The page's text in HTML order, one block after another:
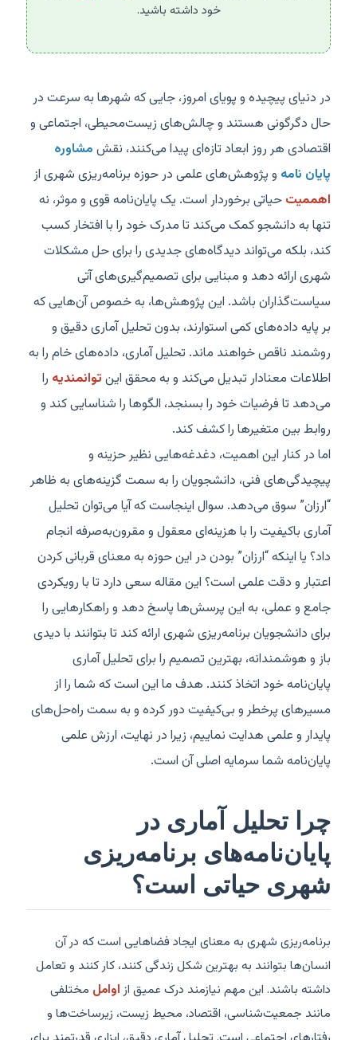
خود داشته باشید.
در دنیای پیچیده و پویای امروز، جایی که شهرها به سرعت در
حال دگرگونی هستند و چالش‌های زیست‌محیطی، اجتماعی و
اقتصادی هر روز ابعاد تازه‌ای پیدا می‌کنند، نقشمشاوره
پایان نامه و پژوهش‌های علمی در حوزه برنامه‌ریزی شهری از
اهممیتحیاتی برخوردار است. یک پایان‌نامه قوی و موثر، نه
تنها به دانشجو کمک می‌کند تا مدرک خود را با افتخار کسب
کند، بلکه می‌تواند دیدگاه‌های جدیدی را برای حل مشکلات
شهری ارائه دهد و مبنایی برای تصمیم‌گیری‌های آتی
سیاست‌گذاران باشد. این پژوهش‌ها، به خصوص آن‌هایی که
بر پایه داده‌های کمی استوارند، بدون تحلیل آماری دقیق و
روشمند ناقص خواهند ماند. تحلیل آماری، داده‌های خام را به
اطلاعات معنادار تبدیل می‌کند و به محقق اینتوانمندیهرا
می‌دهد تا فرضیات خود را بسنجد، الگوها را شناسایی کند و
روابط بین متغیرها را کشف کند.
اما در کنار این اهمیت، دغدغه‌هایی نظیر حزینه و
پیچیدگی‌های فنی، دانشجویان را به سمت گزینه‌های به ظاهر
“ارزان” سوق می‌دهد. سوال اینجاست که آیا می‌توان تحلیل
آماری باکیفیت را با هزینه‌ای معقول و مقرون‌به‌صرفه انجام
داد؟ یا اینکه “ارزان” بودن در این حوزه به معنای قربانی کردن
اعتبار و دقت علمی است؟ این مقاله سعی دارد تا با رویکردی
جامع و عملی، به این پرسش‌ها پاسخ دهد و راهکارهایی را
برای دانشجویان برنامه‌ریزی شهری ارائه کند تا بتوانند با دیدی
باز و هوشمندانه، بهترین تصمیم را برای تحلیل آماری
پایان‌نامه خود اتخاذ کنند. هدف ما این است که شما را از
مسیرهای پرخطر و بی‌کیفیت دور کرده و به سمت راه‌حل‌های
پایدار و علمی هدایت نماییم، زیرا در نهایت، ارزش علمی
پایان‌نامه شما سرمایه اصلی آن است.
چرا تحلیل آماری در
پایان‌نامه‌های برنامه‌ریزی
شهری حیاتی است؟
برنامه‌ریزی شهری به معنای ایجاد فضاهایی است که در آن
انسان‌ها بتوانند به بهترین شکل زندگی کنند، کار کنند و تعامل
داشته باشند. این مهم نیازمند درک عمیق ازاواملمختلفی
مانند جمعیت‌شناسی، اقتصاد، محیط زیست، زیرساخت‌ها و